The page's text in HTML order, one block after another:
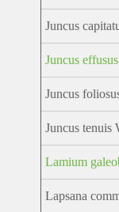
Juncus
Juncus
Juncus
Juncus tenuis
Lamium
Lapsana